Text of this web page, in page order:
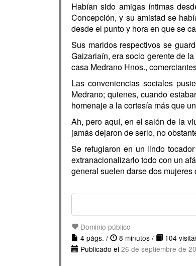
Habían sido amigas íntimas
Concepción, y su amistad se
desde el punto y hora en que se
Sus maridos respectivos se
Gaizariaín, era socio gerente de
casa Medrano Hnos.,
Las conveniencias sociales
Medrano; quienes, cuando
homenaje a la cortesía más que
Ah, pero aquí, en el salón de la
jamás dejaron de serlo, no
Se refugiaron en un lindo
extranacionalizarlo todo con un
general suelen darse dos
Dominio público
4 págs. /
8 minutos /
104
Publicado el 26 de septiembre de